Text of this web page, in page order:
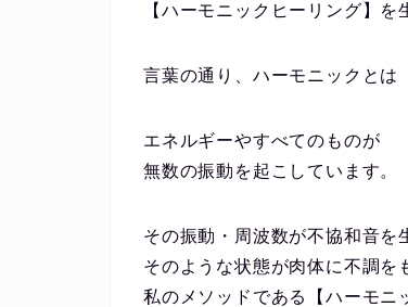
【ハーモニックヒーリング】を
言葉の通り、ハーモニックとは
エネルギーやすべてのものが
無数の振動を起こしています。
その振動・周波数が不協和音を
そのような状態が肉体に不調を
私のメソッドである【ハーモニ